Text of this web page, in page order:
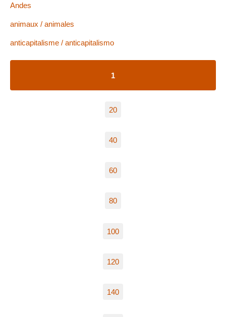
Andes
animaux / animales
anticapitalisme / anticapitalismo
1
20
40
60
80
100
120
140